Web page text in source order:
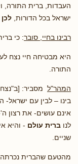
העבדות, ברית התורה,
ישראל בכל הדורות,
רבינו בחיי, סובר: כי
היא מבטיחה חיי נצח
התורה.
המהר"ל מסביר:
בינו – לבין עם ישראל-
אינם עושים- את רצון
לנו ברית עולם - והיא
שניים.
מהטעם שהברית